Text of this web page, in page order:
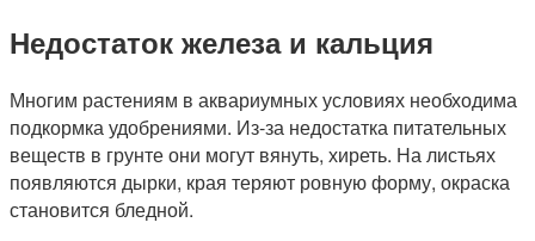
Недостаток железа и кальция
Многим растениям в аквариумных условиях необходима
подкормка удобрениями. Из-за недостатка питательных
веществ в грунте они могут вянуть, хиреть. На листьях
появляются дырки, края теряют ровную форму, окраска
становится бледной.